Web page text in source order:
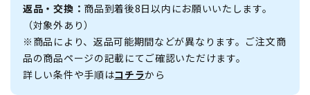
返品・交換： 商品到着後8日以内にお願いいたします。
（対象外あり）
※商品により、返品可能期間などが異なります。ご注文商
品の商品ページの記載にてご確認いただけます。
詳しい条件や手順はコチラから